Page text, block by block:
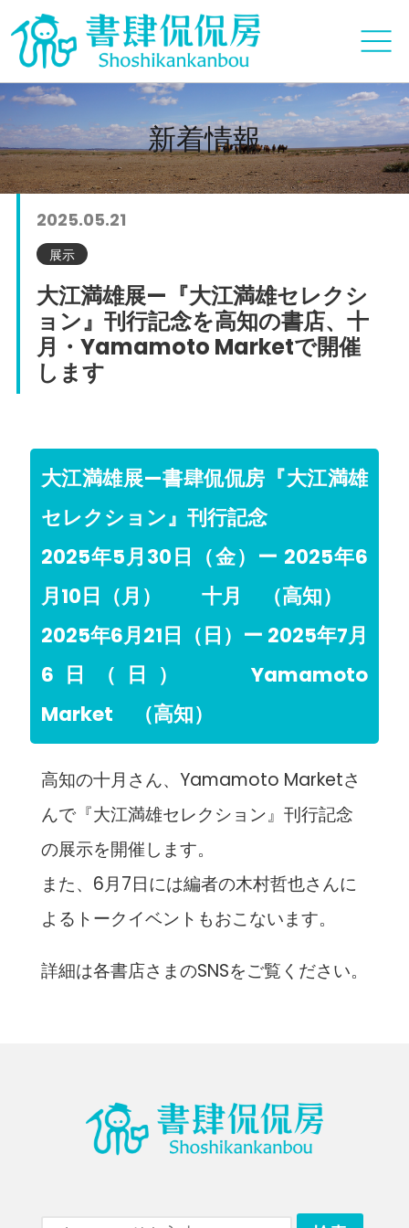
新着情報
2025.05.21
展示
大江満雄展—『大江満雄セレクシ
ョン』刊行記念を高知の書店、十
月・Yamamoto Marketで開催
します
大江満雄展—書肆侃侃房『大江満雄
セレクション』刊行記念
2025年5月30日（金）ー 2025年6
月10日（月） 十月 （高知）
2025年6月21日（日）ー 2025年7月
6日（日） Yamamoto
Market （高知）
高知の十月さん、Yamamoto Marketさ
んで『大江満雄セレクション』刊行記念
の展示を開催します。
また、6月7日には編者の木村哲也さんに
よるトークイベントもおこないます。
詳細は各書店さまのSNSをご覧ください。